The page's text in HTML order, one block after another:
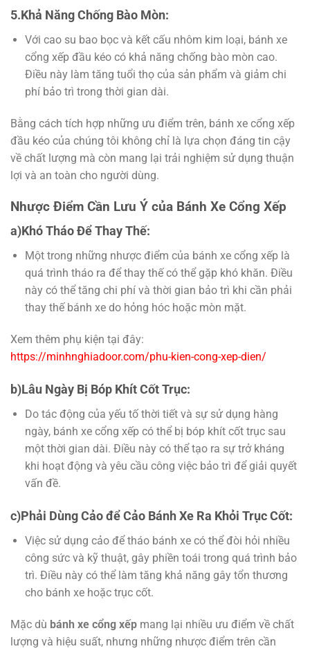
5.Khả Năng Chống Bào Mòn:
Với cao su bao bọc và kết cấu nhôm kim loại, bánh xe
cổng xếp đầu kéo có khả năng chống bào mòn cao.
Điều này làm tăng tuổi thọ của sản phẩm và giảm chi
phí bảo trì trong thời gian dài.
Bằng cách tích hợp những ưu điểm trên, bánh xe cổng xếp
đầu kéo của chúng tôi không chỉ là lựa chọn đáng tin cậy
về chất lượng mà còn mang lại trải nghiệm sử dụng thuận
lợi và an toàn cho người dùng.
Nhược Điểm Cần Lưu Ý của Bánh Xe Cổng Xếp
a)Khó Tháo Để Thay Thế:
Một trong những nhược điểm của bánh xe cổng xếp là
quá trình tháo ra để thay thế có thể gặp khó khăn. Điều
này có thể tăng chi phí và thời gian bảo trì khi cần phải
thay thế bánh xe do hỏng hóc hoặc mòn mặt.
Xem thêm phụ kiện tại đây:
https://minhnghiadoor.com/phu-kien-cong-xep-dien/
b)Lâu Ngày Bị Bóp Khít Cốt Trục:
Do tác động của yếu tố thời tiết và sự sử dụng hàng
ngày, bánh xe cổng xếp có thể bị bóp khít cốt trục sau
một thời gian dài. Điều này có thể tạo ra sự trở kháng
khi hoạt động và yêu cầu công việc bảo trì để giải quyết
vấn đề.
c)Phải Dùng Cảo để Cảo Bánh Xe Ra Khỏi Trục Cốt:
Việc sử dụng cảo để tháo bánh xe có thể đòi hỏi nhiều
công sức và kỹ thuật, gây phiền toái trong quá trình bảo
trì. Điều này có thể làm tăng khả năng gây tổn thương
cho bánh xe hoặc trục cốt.
Mặc dù bánh xe cổng xếp mang lại nhiều ưu điểm về chất
lượng và hiệu suất, nhưng những nhược điểm trên cần